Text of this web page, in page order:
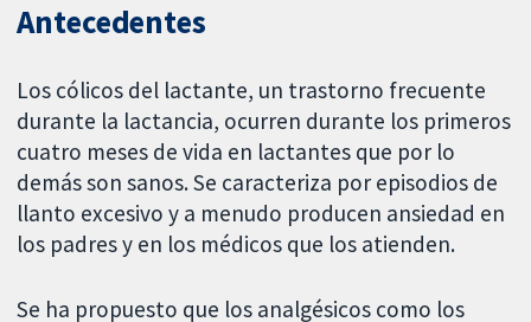
Antecedentes
Los cólicos del lactante, un trastorno frecuente
durante la lactancia, ocurren durante los primeros
cuatro meses de vida en lactantes que por lo
demás son sanos. Se caracteriza por episodios de
llanto excesivo y a menudo producen ansiedad en
los padres y en los médicos que los atienden.
Se ha propuesto que los analgésicos como los